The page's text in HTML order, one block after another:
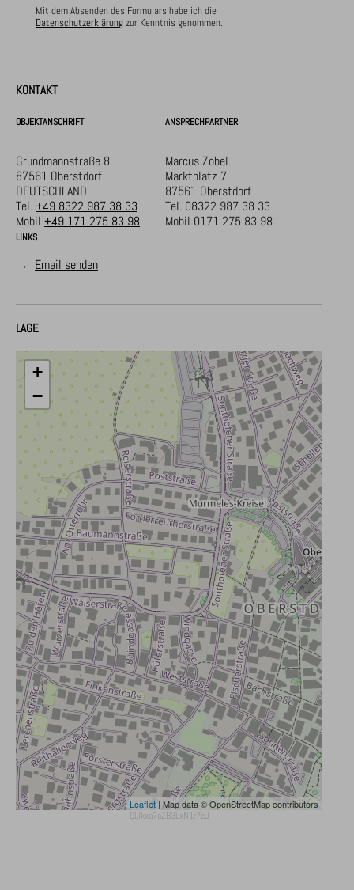
Mit dem Absenden des Formulars habe ich die
Datenschutzerklärungzur Kenntnis genommen.
KONTAKT
OBJEKTANSCHRIFT
Grundmannstraße 8
87561 Oberstdorf
DEUTSCHLAND
Tel.+49 8322 987 38 33
Mobil +49 171 275 83 98
ANSPRECHPARTNER
Marcus Zobel
Marktplatz 7
87561 Oberstdorf
Tel. 08322 987 38 33
Mobil 0171 275 83 98
LINKS
→ Email senden
LAGE
+
−
Leaflet | Map data © OpenStreetMap contributors
QLIkxa7aZB3LxN1r7eJ